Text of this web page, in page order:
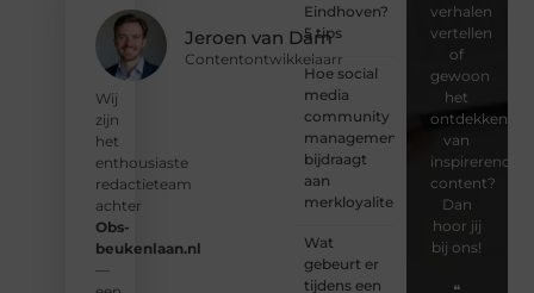
Jeroen van Dam
Contentontwikkelaarr
Wij
zijn
het
enthousiaste
redactieteam
achter
Obs-
beukenlaan.nl
—
Eindhoven?
5 tips
Hoe social
media
community
management
bijdraagt
aan
merkloyaliteit
Wat
gebeurt er
tijdens een
verhalen
vertellen
of
gewoon
het
ontdekken
van
inspirerende
content?
Dan
hoor jij
bij ons!